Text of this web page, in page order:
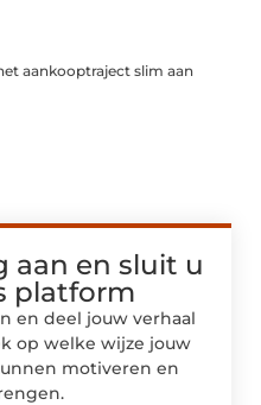
aankooptraject slim aan
aan en sluit u
platform
en deel jouw verhaal
op welke wijze jouw
motiveren en